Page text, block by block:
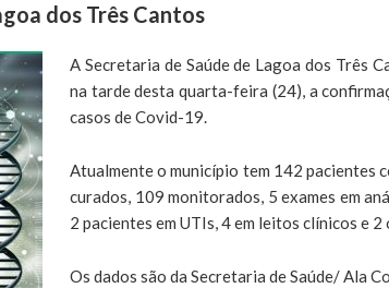
dos Três Cantos
A Secretaria de Saúde de Lagoa dos Três
na tarde desta quarta-feira (24), a
casos de Covid-19.
Atualmente o município tem 142 pacientes
curados, 109 monitorados, 5 exames em
2 pacientes em UTIs, 4 em leitos clínicos e 2
Os dados são da Secretaria de Saúde/ Ala